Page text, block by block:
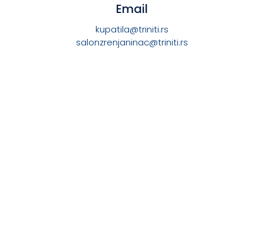
Email
kupatila@triniti.rs
salonzrenjaninac@triniti.rs